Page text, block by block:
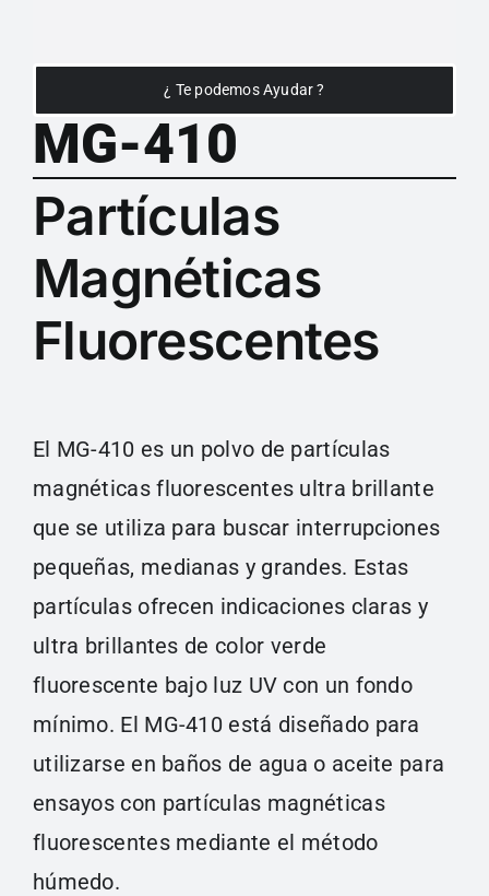
¿ Te podemos Ayudar ?
MG-410
Partículas
Magnéticas
Fluorescentes
El MG-410 es un polvo de partículas
magnéticas fluorescentes ultra brillante
que se utiliza para buscar interrupciones
pequeñas, medianas y grandes. Estas
partículas ofrecen indicaciones claras y
ultra brillantes de color verde
fluorescente bajo luz UV con un fondo
mínimo. El MG-410 está diseñado para
utilizarse en baños de agua o aceite para
ensayos con partículas magnéticas
fluorescentes mediante el método
húmedo.